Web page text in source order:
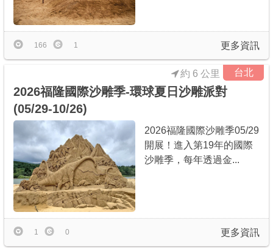
更多資訊
166 1
台北
約 6 公里
2026福隆國際沙雕季-環球夏日沙雕派對
(05/29-10/26)
2026福隆國際沙雕季05/29
開展！進入第19年的國際
沙雕季，每年透過金...
更多資訊
1 0